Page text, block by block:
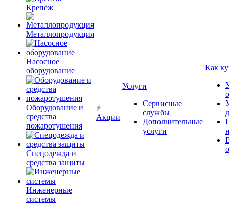
Крепёж
Металлопродукция
Насосное
оборудование
Оборудование и
средства
пожаротушения
Спецодежда и
средства защиты
Инженерные
системы
Акции
Услуги
Сервисные
службы
Дополнительные
услуги
Как